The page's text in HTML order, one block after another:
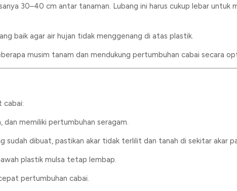
30–40 cm antar tanaman. Lubang ini harus cukup lebar untuk
baik agar air hujan tidak menggenang di atas plastik.
musim tanam dan mendukung pertumbuhan cabai secara
cabai:
dan memiliki pertumbuhan seragam.
sudah dibuat, pastikan akar tidak terlilit dan tanah di sekitar akar
plastik mulsa tetap lembap.
pertumbuhan cabai.